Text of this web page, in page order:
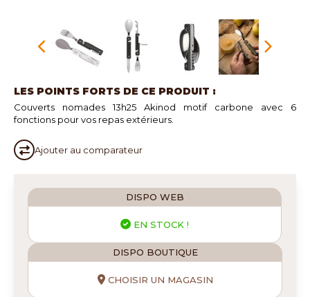
LES POINTS FORTS DE CE PRODUIT :
Couverts nomades 13h25 Akinod motif carbone avec 6
fonctions pour vos repas extérieurs.
Ajouter au comparateur
DISPO WEB
EN STOCK !
DISPO BOUTIQUE
CHOISIR UN MAGASIN